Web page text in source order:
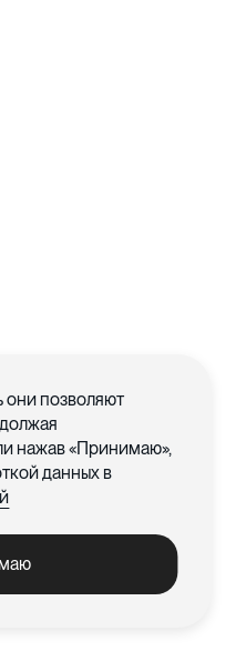
они позволяют
нажав «Принимаю»,
данных в